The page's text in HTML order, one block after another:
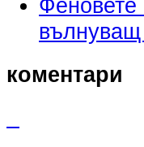
коментари